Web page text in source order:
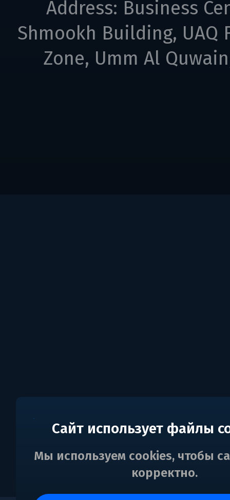
Сайт использует файлы
Мы используем cookies, чтобы
корректно.
Address: Business
Shmookh Building, UAQ
Zone, Umm Al